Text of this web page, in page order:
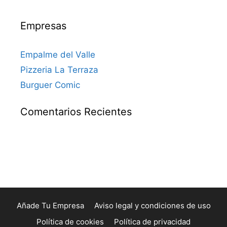
Empresas
Empalme del Valle
Pizzeria La Terraza
Burguer Comic
Comentarios Recientes
Añade Tu Empresa
Aviso legal y condiciones de uso
Política de cookies
Política de privacidad